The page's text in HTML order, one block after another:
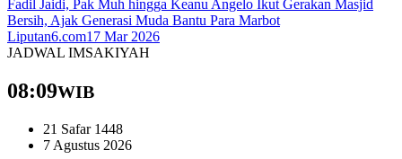
Fadil Jaidi, Pak Muh hingga Keanu Angelo Ikut Gerakan Masjid
Bersih, Ajak Generasi Muda Bantu Para Marbot
Liputan6.com17 Mar 2026
JADWAL IMSAKIYAH
08:09WIB
21 Safar 1448
7 Agustus 2026